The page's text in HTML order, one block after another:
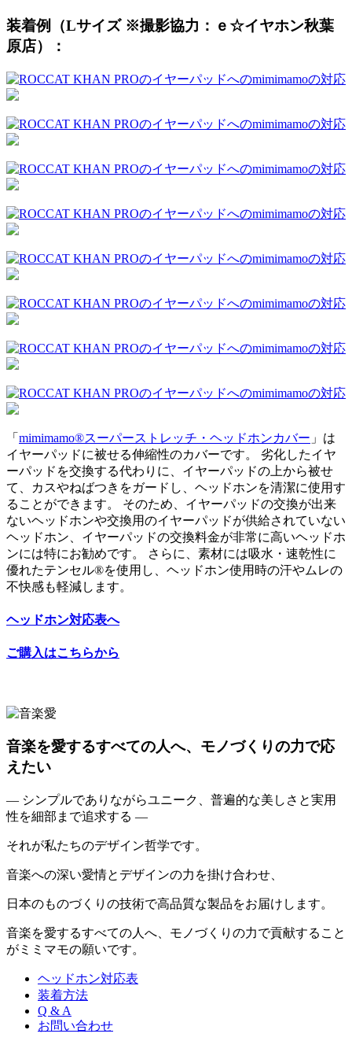
装着例（Lサイズ ※撮影協力：ｅ☆イヤホン秋葉
原店）：
「 mimimamo®スーパーストレッチ・ヘッドホンカバー 」は
イヤーパッドに被せる伸縮性のカバーです。 劣化したイヤ
ーパッドを交換する代わりに、イヤーパッドの上から被せ
て、カスやねばつきをガードし、ヘッドホンを清潔に使用す
ることができます。 そのため、イヤーパッドの交換が出来
ないヘッドホンや交換用のイヤーパッドが供給されていない
ヘッドホン、イヤーパッドの交換料金が非常に高いヘッドホ
ンには特にお勧めです。 さらに、素材には吸水・速乾性に
優れたテンセル®を使用し、ヘッドホン使用時の汗やムレの
不快感も軽減します。
ヘッドホン対応表へ
ご購入はこちらから
音楽を愛するすべての人へ、モノづくりの力で応
えたい
— シンプルでありながらユニーク、普遍的な美しさと実用
性を細部まで追求する —
それが私たちのデザイン哲学です。
音楽への深い愛情とデザインの力を掛け合わせ、
日本のものづくりの技術で高品質な製品をお届けします。
音楽を愛するすべての人へ、モノづくりの力で貢献すること
がミミマモの願いです。
ヘッドホン対応表
装着方法
Q & A
お問い合わせ